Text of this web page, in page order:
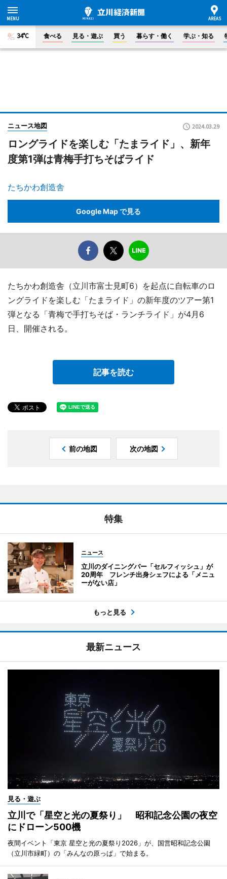
34°C 食べる 見る・遊ぶ 買う 暮らす・働く 学ぶ・知る
ニュース地図 2024.03.29
ロングライドを楽しむ「たまライド」、新年
度第1弾は青梅手打ちそばライド
たちかわ創造舎
Google Map で見る
たちかわ創造舎（立川市富士見町6）を起点に自転車のロ
ングライドを楽しむ「たまライド」の新年度のツアー第1
弾となる「青梅で手打ちそば・ランチライド」が4月6
日、開催される。
記事を読む
前の地図 次の地図
特集
ニュース
立川のダイニングバー「セルフィッシュ」が
20周年 フレンチ出身シェフによる「メニュ
ーがない店」
もっと見る
最新ニュース
見る・遊ぶ
立川で「星空と光の夏祭り」 昭和記念公園の夜空
にドローン500機
夜間イベント「東京 星空と光の夏祭り2026」が、国営昭和記念公園
（立川市緑町）の「みんなの原っぱ」で始まる。